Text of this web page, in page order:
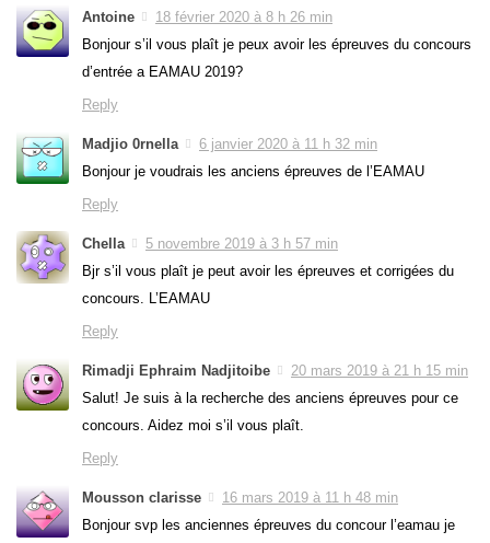
Antoine
18 février 2020 à 8 h 26 min
Bonjour s’il vous plaît je peux avoir les épreuves du concours
d’entrée a EAMAU 2019?
Reply
Madjio 0rnella
6 janvier 2020 à 11 h 32 min
Bonjour je voudrais les anciens épreuves de l’EAMAU
Reply
Chella
5 novembre 2019 à 3 h 57 min
Bjr s’il vous plaît je peut avoir les épreuves et corrigées du
concours. L’EAMAU
Reply
Rimadji Ephraim Nadjitoibe
20 mars 2019 à 21 h 15 min
Salut! Je suis à la recherche des anciens épreuves pour ce
concours. Aidez moi s’il vous plaît.
Reply
Mousson clarisse
16 mars 2019 à 11 h 48 min
Bonjour svp les anciennes épreuves du concour l’eamau je